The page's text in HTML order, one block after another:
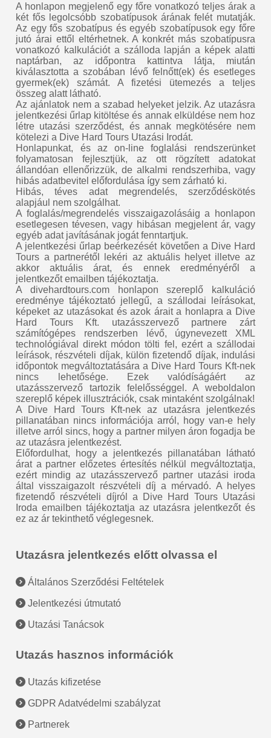
A honlapon megjelenő egy főre vonatkozó teljes árak a
két fős legolcsóbb szobatípusok árának felét mutatják.
Az egy fős szobatípus és egyéb szobatípusok egy főre
jutó árai ettől eltérhetnek. A konkrét más szobatípusra
vonatkozó kalkulációt a szálloda lapján a képek alatti
naptárban, az időpontra kattintva látja, miután
kiválasztotta a szobában lévő felnőtt(ek) és esetleges
gyermek(ek) számát. A fizetési ütemezés a teljes
összeg alatt látható.
Az ajánlatok nem a szabad helyeket jelzik. Az utazásra
jelentkezési űrlap kitöltése és annak elküldése nem hoz
létre utazási szerződést, és annak megkötésére nem
kötelezi a Dive Hard Tours Utazási Irodát.
Honlapunkat, és az on-line foglalási rendszerünket
folyamatosan fejlesztjük, az ott rögzített adatokat
állandóan ellenőrizzük, de alkalmi rendszerhiba, vagy
hibás adatbevitel előfordulása így sem zárható ki.
Hibás, téves adat megrendelés, szerződéskötés
alapjául nem szolgálhat.
A foglalás/megrendelés visszaigazolásáig a honlapon
esetlegesen tévesen, vagy hibásan megjelent ár, vagy
egyéb adat javításának jogát fenntartjuk.
A jelentkezési űrlap beérkezését követően a Dive Hard
Tours a partnerétől lekéri az aktuális helyet illetve az
akkor aktuális árat, és ennek eredményéről a
jelentkezőt emailben tájékoztatja.
A divehardtours.com honlapon szereplő kalkuláció
eredménye tájékoztató jellegű, a szállodai leírásokat,
képeket az utazásokat és azok árait a honlapra a Dive
Hard Tours Kft. utazásszervező partnere zárt
számítógépes rendszerben lévő, úgynevezett XML
technológiával direkt módon tölti fel, ezért a szállodai
leírások, részvételi díjak, külön fizetendő díjak, indulási
időpontok megváltoztatására a Dive Hard Tours Kft-nek
nincs lehetősége. Ezek valódíságáért az
utazásszervező tartozik felelősséggel. A weboldalon
szereplő képek illusztrációk, csak mintaként szolgálnak!
A Dive Hard Tours Kft-nek az utazásra jelentkezés
pillanatában nincs információja arról, hogy van-e hely
illetve arról sincs, hogy a partner milyen áron fogadja be
az utazásra jelentkezést.
Előfordulhat, hogy a jelentkezés pillanatában látható
árat a partner előzetes értesítés nélkül megváltoztatja,
ezért mindig az utazásszervező partner utazási iroda
által visszaigazolt részvételi díj a mérvadó. A helyes
fizetendő részvételi díjról a Dive Hard Tours Utazási
Iroda emailben tájékoztatja az utazásra jelentkezőt és
ez az ár tekinthető véglegesnek.
Utazásra jelentkezés előtt olvassa el
Általános Szerződési Feltételek
Jelentkezési útmutató
Utazási Tanácsok
Utazás hasznos információk
Utazás kifizetése
GDPR Adatvédelmi szabályzat
Partnerek